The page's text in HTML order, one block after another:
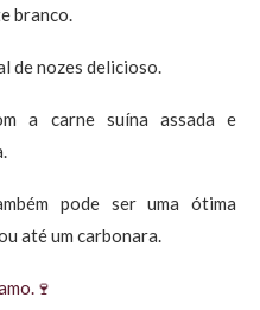
branco.
de nozes delicioso.
a carne suína assada e
pode ser uma ótima
até um carbonara.